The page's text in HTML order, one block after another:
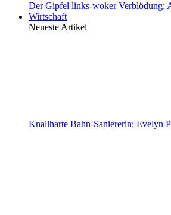
Der Gipfel links-woker Verblödung:
Wirtschaft
Neueste Artikel
Knallharte Bahn-Saniererin: Evelyn